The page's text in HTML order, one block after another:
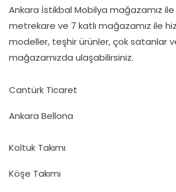
Ankara İstikbal Mobilya mağazamız
metrekare ve 7 katlı mağazamız ile
modeller, teşhir ürünler, çok satanlar
mağazamızda ulaşabilirsiniz.
Cantürk Ticaret
Ankara Bellona
Koltuk Takımı
Köşe Takımı